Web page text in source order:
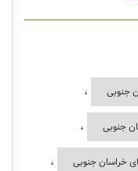
جنوبی ،
جنوبی ،
خراسان جنوبی ،